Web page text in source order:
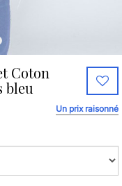
Coton
bleu
Un prix raisonné